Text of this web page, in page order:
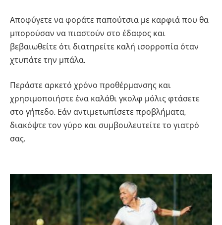
Αποφύγετε να φοράτε παπούτσια με καρφιά που θα
μπορούσαν να πιαστούν στο έδαφος και
βεβαιωθείτε ότι διατηρείτε καλή ισορροπία όταν
χτυπάτε την μπάλα.
Περάστε αρκετό χρόνο προθέρμανσης και
χρησιμοποιήστε ένα καλάθι γκολφ μόλις φτάσετε
στο γήπεδο. Εάν αντιμετωπίσετε προβλήματα,
διακόψτε τον γύρο και συμβουλευτείτε το γιατρό
σας.